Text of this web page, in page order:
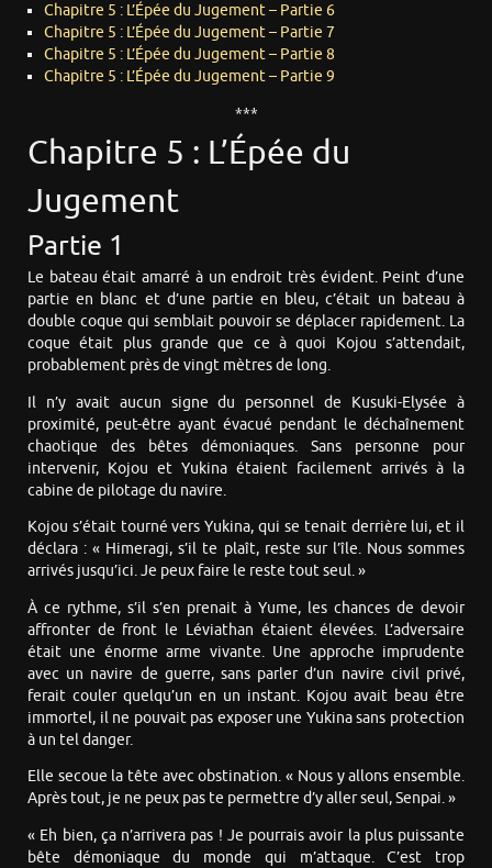
Chapitre 5 : L’Épée du Jugement – Partie 6
Chapitre 5 : L’Épée du Jugement – Partie 7
Chapitre 5 : L’Épée du Jugement – Partie 8
Chapitre 5 : L’Épée du Jugement – Partie 9
***
Chapitre 5 : L’Épée du
Jugement
Partie 1
Le bateau était amarré à un endroit très évident. Peint d’une
partie en blanc et d’une partie en bleu, c’était un bateau à
double coque qui semblait pouvoir se déplacer rapidement. La
coque était plus grande que ce à quoi Kojou s’attendait,
probablement près de vingt mètres de long.
Il n’y avait aucun signe du personnel de Kusuki-Elysée à
proximité, peut-être ayant évacué pendant le déchaînement
chaotique des bêtes démoniaques. Sans personne pour
intervenir, Kojou et Yukina étaient facilement arrivés à la
cabine de pilotage du navire.
Kojou s’était tourné vers Yukina, qui se tenait derrière lui, et il
déclara : « Himeragi, s’il te plaît, reste sur l’île. Nous sommes
arrivés jusqu’ici. Je peux faire le reste tout seul. »
À ce rythme, s’il s’en prenait à Yume, les chances de devoir
affronter de front le Léviathan étaient élevées. L’adversaire
était une énorme arme vivante. Une approche imprudente
avec un navire de guerre, sans parler d’un navire civil privé,
ferait couler quelqu’un en un instant. Kojou avait beau être
immortel, il ne pouvait pas exposer une Yukina sans protection
à un tel danger.
Elle secoue la tête avec obstination. « Nous y allons ensemble.
Après tout, je ne peux pas te permettre d’y aller seul, Senpai. »
« Eh bien, ça n’arrivera pas ! Je pourrais avoir la plus puissante
bête démoniaque du monde qui m’attaque. C’est trop